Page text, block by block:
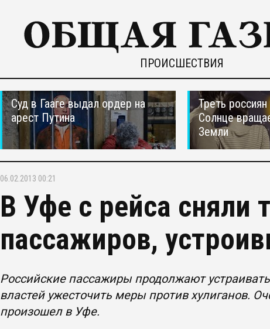
ПРОИСШЕСТВИЯ
Суд в Гааге выдал ордер на
арест Путина
Треть
Солнце
Земли
06.02.2013 00:21
В Уфе с рейса сняли
пассажиров,
Российские пассажиры продолжают
властей ужесточить меры против хулиганов.
произошел в Уфе.